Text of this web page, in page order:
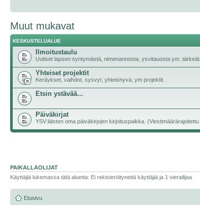
Muut mukavat
KESKUSTELUALUE
Ilmoitustaulu
Uutiset lapsen syntymästä, nimenannosta, ysvitauosta ym.
Yhteiset projektit
Keräykset, vaihdot, sysvyt, yhteishyvä, ym projektit.
Etsin ystävää...
Päiväkirjat
YSV:läisten oma päiväkirjojen kirjoituspaikka.
PAIKALLAOLIJAT
Käyttäjiä lukemassa tätä aluetta: Ei rekisteröityneitä käyttäjiä ja 1 vierailijaa
Etusivu